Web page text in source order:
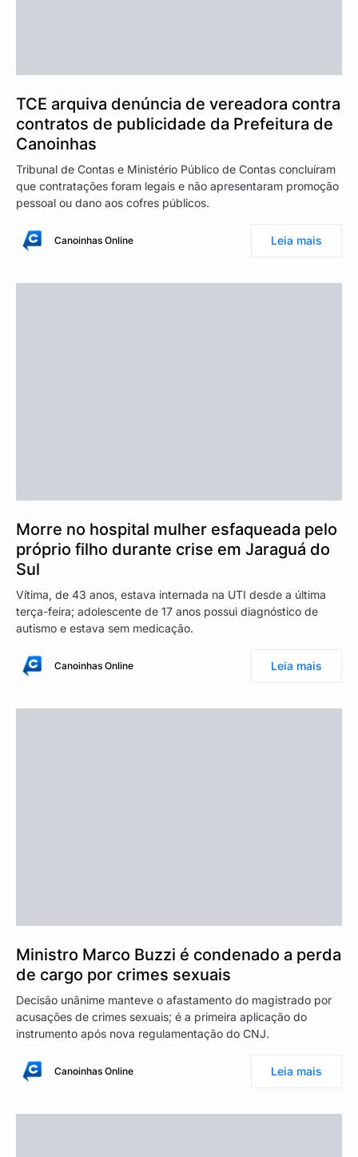
TCE arquiva denúncia de vereadora contra
contratos de publicidade da Prefeitura de
Canoinhas
Tribunal de Contas e Ministério Público de Contas concluíram
que contratações foram legais e não apresentaram promoção
pessoal ou dano aos cofres públicos.
Canoinhas Online Leia mais
Morre no hospital mulher esfaqueada pelo
próprio filho durante crise em Jaraguá do
Sul
Vítima, de 43 anos, estava internada na UTI desde a última
terça-feira; adolescente de 17 anos possui diagnóstico de
autismo e estava sem medicação.
Canoinhas Online Leia mais
Ministro Marco Buzzi é condenado a perda
de cargo por crimes sexuais
Decisão unânime manteve o afastamento do magistrado por
acusações de crimes sexuais; é a primeira aplicação do
instrumento após nova regulamentação do CNJ.
Canoinhas Online Leia mais